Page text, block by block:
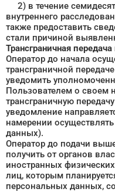
2) в течение
внутреннего
также предоставить
стали причиной
Трансграничная
Оператор до начала
трансграничной
уведомить
Пользователем о своем
трансграничную
уведомление
намерении
данных).
Оператор до подачи
получить от органов
иностранных
лиц, которым
персональных данных,